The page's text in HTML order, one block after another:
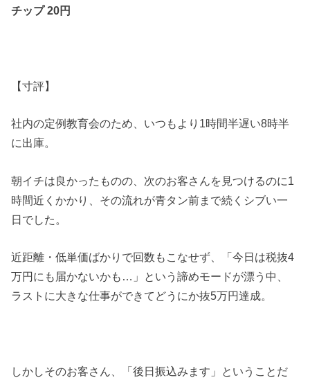
チップ 20円
【寸評】
社内の定例教育会のため、いつもより1時間半遅い8時半
に出庫。
朝イチは良かったものの、次のお客さんを見つけるのに1
時間近くかかり、その流れが青タン前まで続くシブい一
日でした。
近距離・低単価ばかりで回数もこなせず、「今日は税抜4
万円にも届かないかも…」という諦めモードが漂う中、
ラストに大きな仕事ができてどうにか抜5万円達成。
しかしそのお客さん、「後日振込みます」ということだ